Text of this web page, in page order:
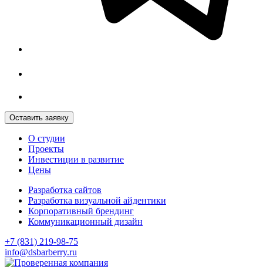
Оставить заявку
О студии
Проекты
Инвестиции в развитие
Цены
Разработка сайтов
Разработка визуальной айдентики
Корпоративный брендинг
Коммуникационный дизайн
+7 (831) 219-98-75
info@dsbarberry.ru